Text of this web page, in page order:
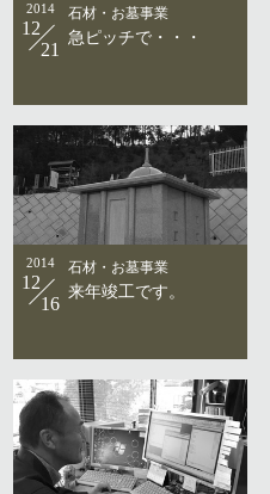
2014
12
21
石材・お墓事業
急ピッチで・・・
2014
12
16
石材・お墓事業
来年竣工です。